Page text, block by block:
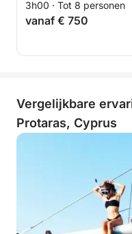
3h00 · Tot 8 personen
vanaf € 750
Vergelijkbare
Protaras, Cyprus